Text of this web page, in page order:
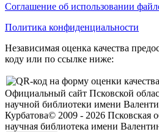
Соглашение об использовании
Политика конфиденциальности
Независимая оценка качества
коду или по ссылке ниже:
Официальный сайт Псковской
научной библиотеки имени
Курбатова© 2009 - 2026 Псковская
научная библиотека имени